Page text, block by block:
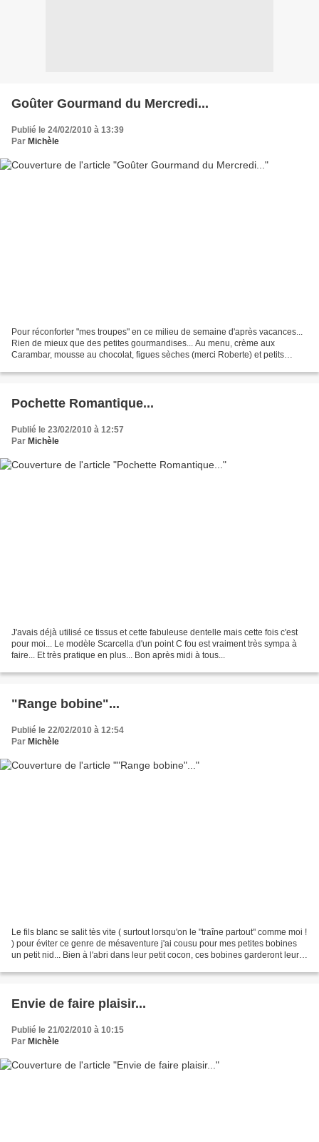
Goûter Gourmand du Mercredi...
Publié le 24/02/2010 à 13:39
Par Michèle
Pour réconforter "mes troupes" en ce milieu de semaine d'après vacances...
Rien de mieux que des petites gourmandises... Au menu, crème aux
Carambar, mousse au chocolat, figues sèches (merci Roberte) et petits
Pochette Romantique...
Publié le 23/02/2010 à 12:57
Par Michèle
J'avais déjà utilisé ce tissus et cette fabuleuse dentelle mais cette fois c'est
pour moi... Le modèle Scarcella d'un point C fou est vraiment très sympa à
faire... Et très pratique en plus... Bon après midi à tous...
"Range bobine"...
Publié le 22/02/2010 à 12:54
Par Michèle
Le fils blanc se salit tès vite ( surtout lorsqu'on le "traîne partout" comme moi !
) pour éviter ce genre de mésaventure j'ai cousu pour mes petites bobines
un petit nid... Bien à l'abri dans leur petit cocon, ces bobines garderont leur
Envie de faire plaisir...
Publié le 21/02/2010 à 10:15
Par Michèle